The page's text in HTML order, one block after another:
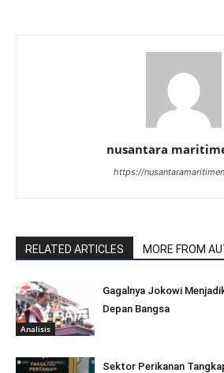
nusantara
https://
RELATED ARTICLES MORE FROM
Analisis
Gagalnya Jokowi
Depan Bangsa
Sektor Perikanan